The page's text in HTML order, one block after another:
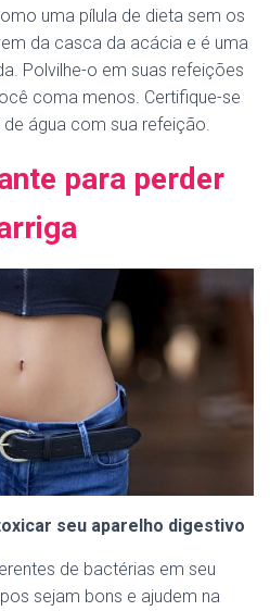
uma pílula de dieta sem os
da casca da acácia e é uma
Polvilhe-o em suas refeições
coma menos. Certifique-se
água com sua refeição.
para perder
seu aparelho digestivo
de bactérias em seu
sejam bons e ajudem na